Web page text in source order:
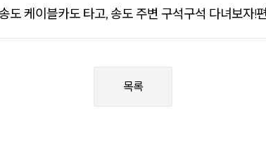
케이블카도 타고, 송도 주변 구석구석 다녀보자!편
목록